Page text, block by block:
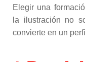
Elegir una
la ilustración no
convierte en un